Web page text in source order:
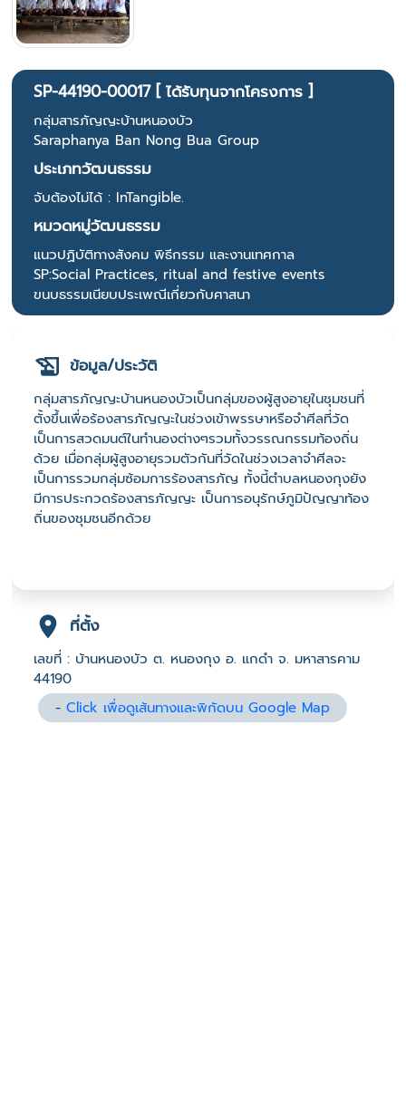
SP-44190-00017 [ ได้รับทุนจากโครงการ ]
กลุ่มสารภัญญะบ้านหนองบัว
Saraphanya Ban Nong Bua Group
ประเภทวัฒนธรรม
จับต้องไม่ได้ : InTangible.
หมวดหมู่วัฒนธรรม
แนวปฏิบัติทางสังคม พิธีกรรม และงานเทศกาล
SP:Social Practices, ritual and festive events
ขนบธรรมเนียบประเพณีเกี่ยวกับศาสนา
ข้อมูล/ประวัติ
กลุ่มสารภัญญะบ้านหนองบัวเป็นกลุ่มของผู้สูงอายุในชุมชนที่
ตั้งขึ้นเพื่อร้องสารภัญญะในช่วงเข้าพรรษาหรือจำศีลที่วัด
เป็นการสวดมนต์ในทำนองต่างๆรวมทั้งวรรณกรรมท้องถิ่น
ด้วย เมื่อกลุ่มผู้สูงอายุรวมตัวกันที่วัดในช่วงเวลาจำศีลจะ
เป็นการรวมกลุ่มซ้อมการร้องสารภัญ ทั้งนี้ตำบลหนองกุงยัง
มีการประกวดร้องสารภัญญะ เป็นการอนุรักษ์ภูมิปัญญาท้อง
ถิ่นของชุมชนอีกด้วย
ที่ตั้ง
เลขที่ : บ้านหนองบัว ต. หนองกุง อ. แกดำ จ. มหาสารคาม
44190
-Click เพื่อดูเส้นทางและพิกัดบน Google Map